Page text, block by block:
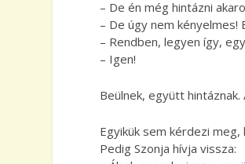
– De én még hintázni
– De úgy nem kényelmes!
– Rendben, legyen így,
– Igen!
Beülnek, együtt
Egyikük sem kérdezi
Pedig Szonja hívja vissza: